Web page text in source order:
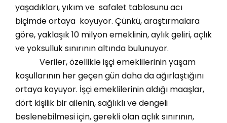
yaşadıkları, yıkım ve safalet tablosunu acı
biçimde ortaya koyuyor. Çünkü, araştırmalara
göre, yaklaşık 10 milyon emeklinin, aylık geliri, açlık
ve yoksulluk sınırının altında bulunuyor.
Veriler, özellikle işçi emeklilerinin yaşam
koşullarının her geçen gün daha da ağırlaştığını
ortaya koyuyor. İşçi emeklilerinin aldığı maaşlar,
dört kişilik bir ailenin, sağlıklı ve dengeli
beslenebilmesi için, gerekli olan açlık sınırının,